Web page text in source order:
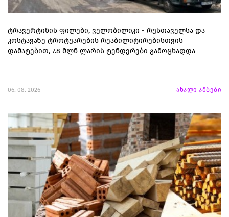
ტრავერტინის ფილები, ველობილიკი - რუსთაველსა და
კოსტავაზე ტროტუარების რეაბილიტირებისთვის
დამატებით, 7.8 მლნ ლარის ტენდერები გამოცხადდა
06. 08. 2026 ახალი ამბები